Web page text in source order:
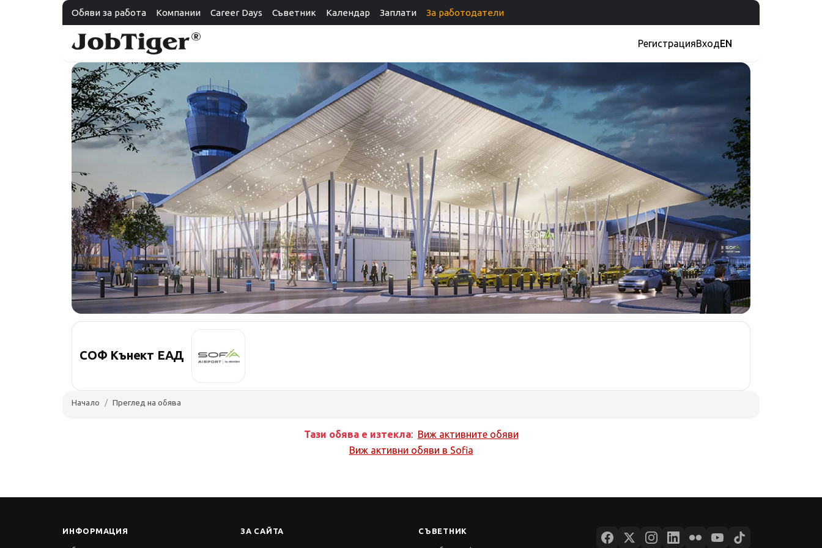
Обяви за работа Компании Career Days Съветник Календар Заплати За работодатели
РегистрацияВходEN
СОФ Кънект ЕАД
Начало Преглед на обява
Тази обява е изтекла: Виж активните обяви
Виж активни обяви в Sofia
ИНФОРМАЦИЯ ЗА САЙТА СЪВЕТНИК